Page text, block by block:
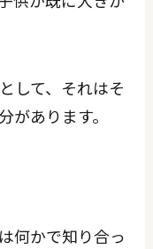
して、それはそ
があります。
何かで知り合っ